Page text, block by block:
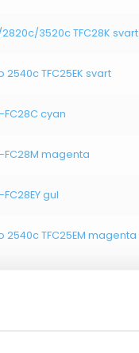
3520c TFC28K svart
TFC25EK svart
cyan
magenta
gul
TFC25EM magenta